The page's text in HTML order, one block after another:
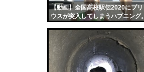
【動画】全国高校駅伝2020にプリ
ウスが突入してしまうハプニング。